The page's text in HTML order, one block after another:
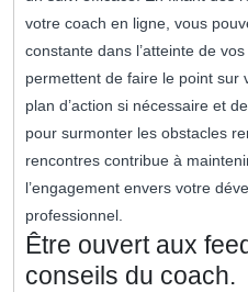
votre coach en ligne, vous
constante dans l’atteinte de
permettent de faire le point sur
plan d’action si nécessaire et
pour surmonter les obstacles
rencontres contribue à
l’engagement envers votre
professionnel.
Être ouvert aux
conseils du coach.